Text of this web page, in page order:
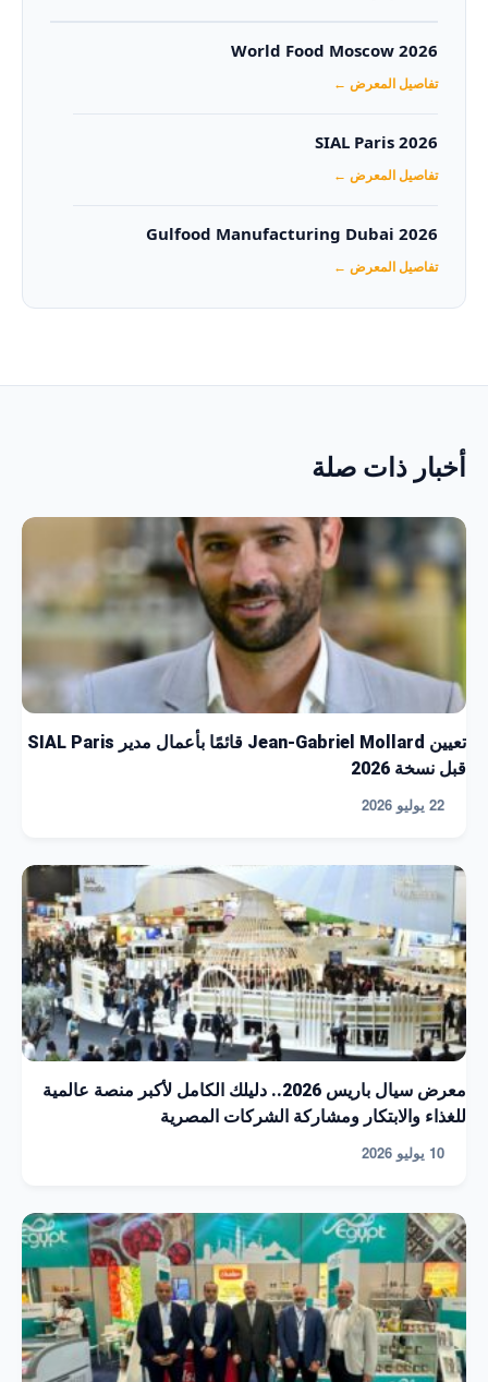
World Food Moscow 2026
تفاصيل المعرض ←
SIAL Paris 2026
تفاصيل المعرض ←
Gulfood Manufacturing Dubai 2026‏
تفاصيل المعرض ←
أخبار ذات صلة
تعيين Jean-Gabriel Mollard قائمًا بأعمال مدير SIAL Paris
قبل نسخة 2026
22 يوليو 2026
معرض سيال باريس 2026.. دليلك الكامل لأكبر منصة عالمية
للغذاء والابتكار ومشاركة الشركات المصرية
10 يوليو 2026